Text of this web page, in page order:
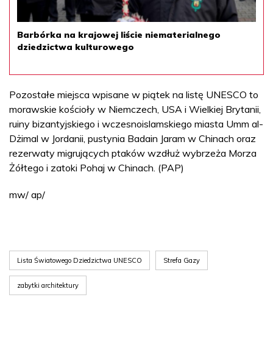
Barbórka na krajowej liście niematerialnego
dziedzictwa kulturowego
Pozostałe miejsca wpisane w piątek na listę UNESCO to
morawskie kościoły w Niemczech, USA i Wielkiej Brytanii,
ruiny bizantyjskiego i wczesnoislamskiego miasta Umm al-
Dżimal w Jordanii, pustynia Badain Jaram w Chinach oraz
rezerwaty migrujących ptaków wzdłuż wybrzeża Morza
Żółtego i zatoki Pohaj w Chinach. (PAP)
mw/ ap/
Lista Światowego Dziedzictwa UNESCO Strefa Gazy
zabytki architektury